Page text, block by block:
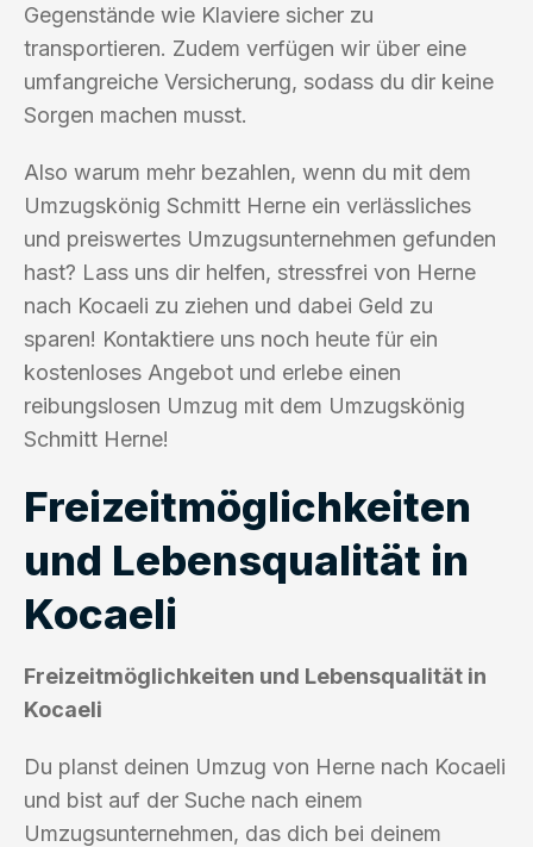
Gegenstände wie Klaviere sicher zu
transportieren. Zudem verfügen wir über eine
umfangreiche Versicherung, sodass du dir keine
Sorgen machen musst.
Also warum mehr bezahlen, wenn du mit dem
Umzugskönig Schmitt Herne ein verlässliches
und preiswertes Umzugsunternehmen gefunden
hast? Lass uns dir helfen, stressfrei von Herne
nach Kocaeli zu ziehen und dabei Geld zu
sparen! Kontaktiere uns noch heute für ein
kostenloses Angebot und erlebe einen
reibungslosen Umzug mit dem Umzugskönig
Schmitt Herne!
Freizeitmöglichkeiten
und Lebensqualität in
Kocaeli
Freizeitmöglichkeiten und Lebensqualität in
Kocaeli
Du planst deinen Umzug von Herne nach Kocaeli
und bist auf der Suche nach einem
Umzugsunternehmen, das dich bei deinem